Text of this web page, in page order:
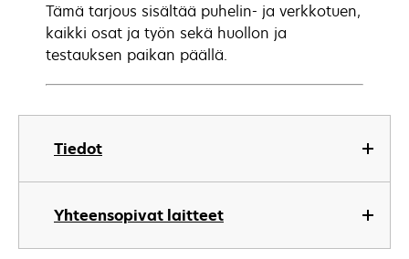
Tiedot
Yhteensopivat laitteet
Tämä tarjous sisältää puhelin- ja verkkotuen,
kaikki osat ja työn sekä huollon ja
testauksen paikan päällä.